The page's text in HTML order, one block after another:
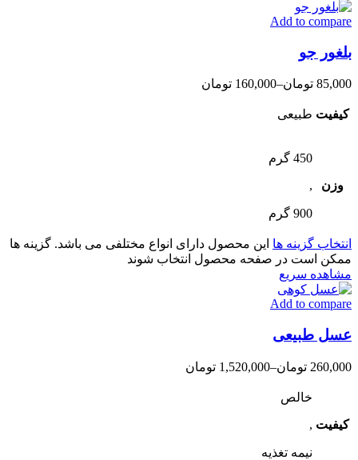
Add to compare
بلغور جو
85,000 تومان–
160,000 تومان
کیفیت طبیعی
وزن
450 گرم
,
900 گرم
انتخاب گزینه ها این محصول دارای انواع مختلفی می باشد. گزینه ها
ممکن است در صفحه محصول انتخاب شوند
مشاهده سریع
Add to compare
عسل طبیعی
260,000 تومان–
1,520,000 تومان
کیفیت
خالص
,
نیمه تغذیه